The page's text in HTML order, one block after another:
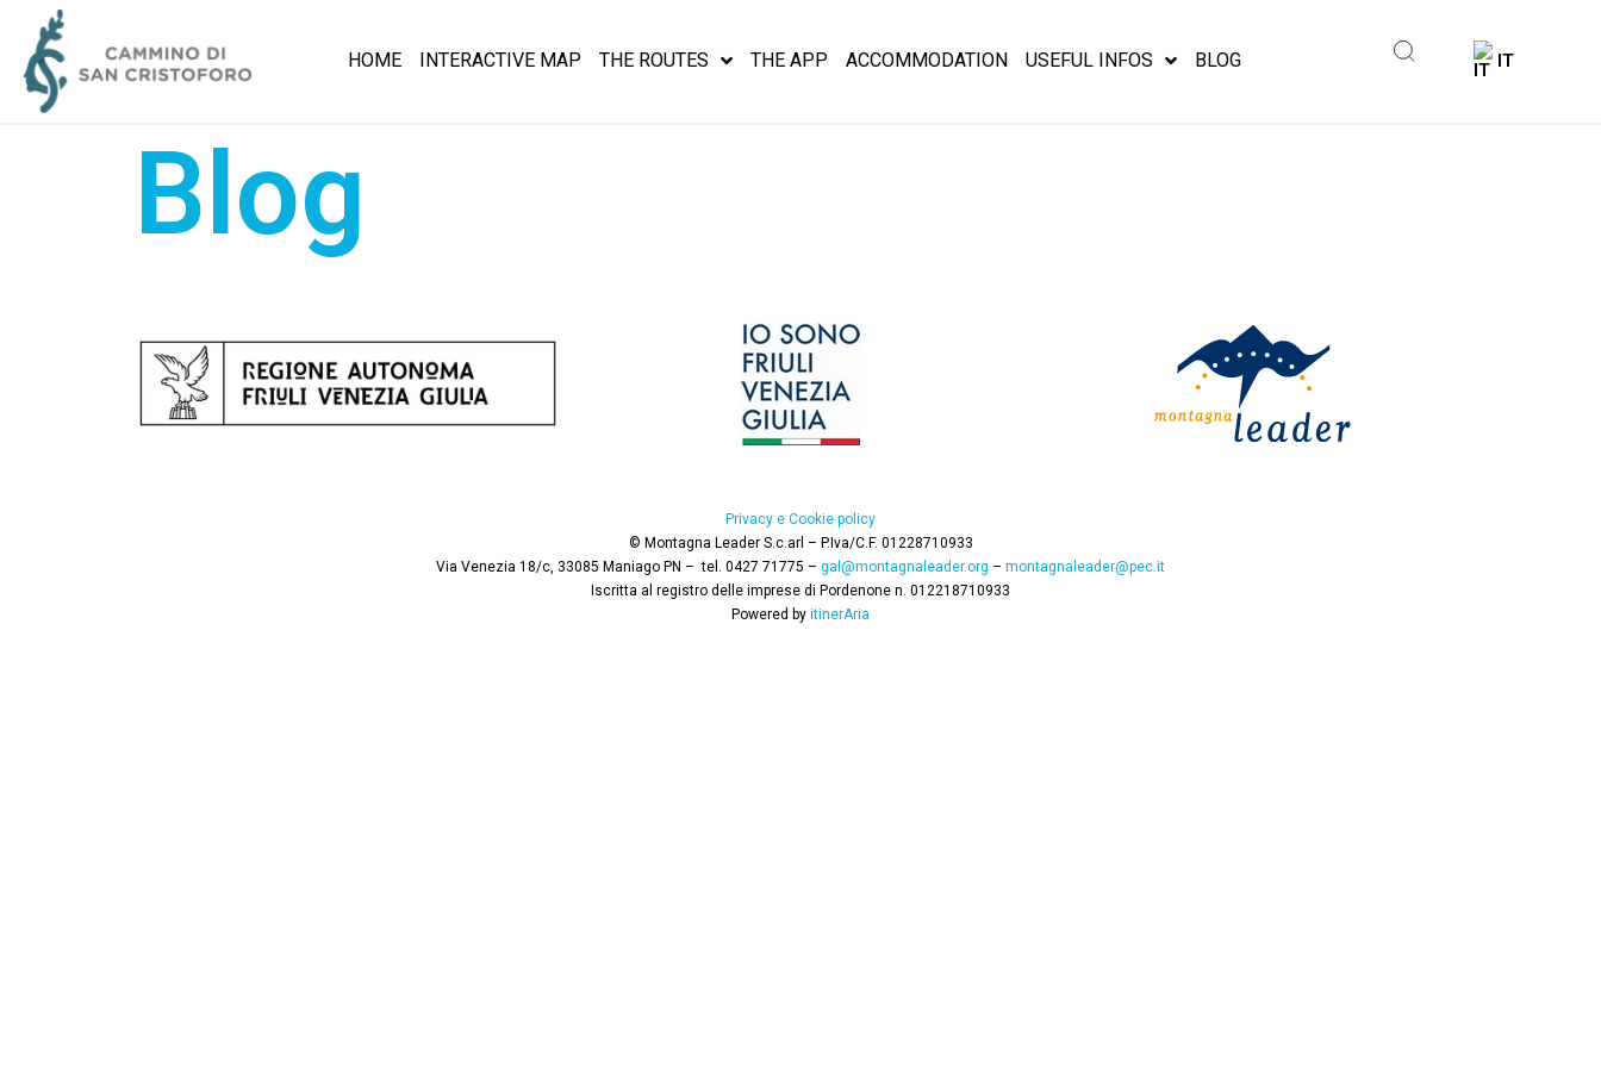
HOME INTERACTIVE MAP THE ROUTES THE APP ACCOMMODATION USEFUL INFOS BLOG IT
Blog
Privacy e Cookie policy
© Montagna Leader S.c.arl – P.Iva/C.F. 01228710933
Via Venezia 18/c, 33085 Maniago PN –tel. 0427 71775 – gal@montagnaleader.org – montagnaleader@pec.it
Iscritta al registro delle imprese di Pordenone n. 012218710933
Powered by itinerAria